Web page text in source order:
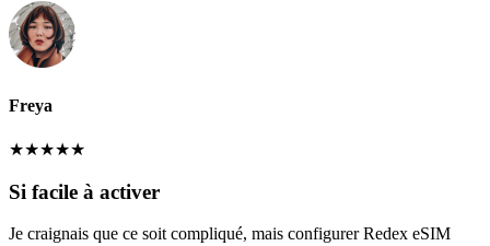
Freya
★★★★★
Si facile à activer
Je craignais que ce soit compliqué, mais configurer Redex eSIM